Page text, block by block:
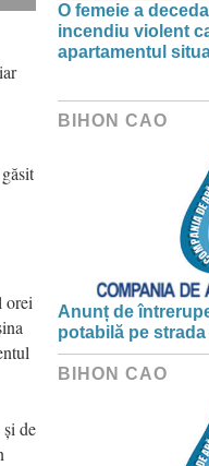
orei
de
O femeie a
incendiu violent
apartamentul
BIHON CAO
Anunț de
potabilă pe
BIHON CAO